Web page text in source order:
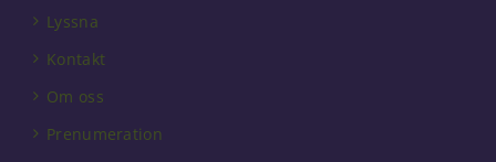
Lyssna
Kontakt
Om oss
Prenumeration